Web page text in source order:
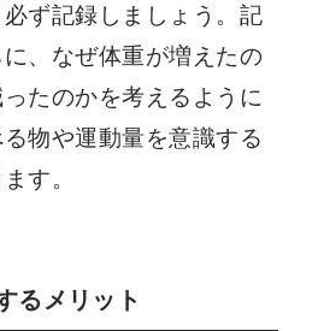
ず記録しましょう。記
、なぜ体重が増えたの
たのかを考えるように
物や運動量を意識する
す。
るメリット